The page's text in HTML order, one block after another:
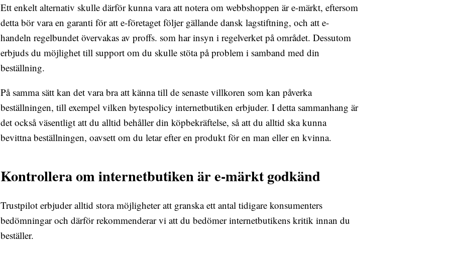
Ett enkelt alternativ skulle därför kunna vara att notera om webbshoppen är e-märkt, eftersom
detta bör vara en garanti för att e-företaget följer gällande dansk lagstiftning, och att e-
handeln regelbundet övervakas av proffs. som har insyn i regelverket på området. Dessutom
erbjuds du möjlighet till support om du skulle stöta på problem i samband med din
beställning.
På samma sätt kan det vara bra att känna till de senaste villkoren som kan påverka
beställningen, till exempel vilken bytespolicy internetbutiken erbjuder. I detta sammanhang är
det också väsentligt att du alltid behåller din köpbekräftelse, så att du alltid ska kunna
bevittna beställningen, oavsett om du letar efter en produkt för en man eller en kvinna.
Kontrollera om internetbutiken är e-märkt godkänd
Trustpilot erbjuder alltid stora möjligheter att granska ett antal tidigare konsumenters
bedömningar och därför rekommenderar vi att du bedömer internetbutikens kritik innan du
beställer.